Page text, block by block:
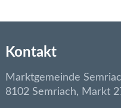
Kontakt
Marktgemeinde
8102 Semriach, Markt